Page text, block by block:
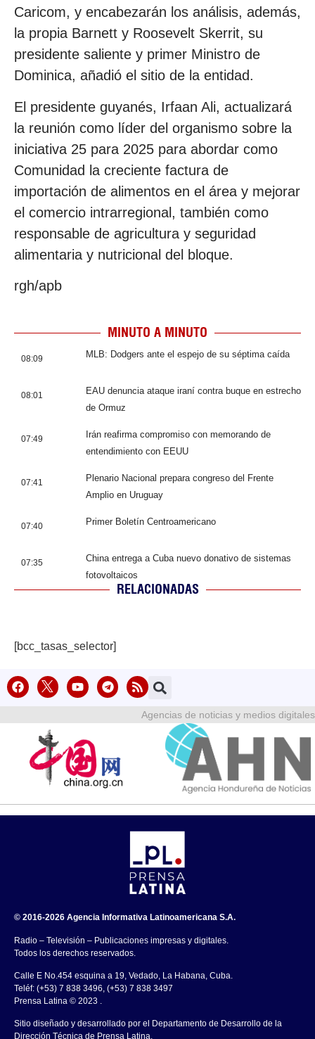
Caricom, y encabezarán los análisis, además,
la propia Barnett y Roosevelt Skerrit, su
presidente saliente y primer Ministro de
Dominica, añadió el sitio de la entidad.
El presidente guyanés, Irfaan Ali, actualizará
la reunión como líder del organismo sobre la
iniciativa 25 para 2025 para abordar como
Comunidad la creciente factura de
importación de alimentos en el área y mejorar
el comercio intrarregional, también como
responsable de agricultura y seguridad
alimentaria y nutricional del bloque.
rgh/apb
MINUTO A MINUTO
08:09 MLB: Dodgers ante el espejo de su séptima caída
08:01
EAU denuncia ataque iraní contra buque en estrecho
de Ormuz
07:49
Irán reafirma compromiso con memorando de
entendimiento con EEUU
07:41
Plenario Nacional prepara congreso del Frente
Amplio en Uruguay
07:40 Primer Boletín Centroamericano
07:35
China entrega a Cuba nuevo donativo de sistemas
fotovoltaicos
RELACIONADAS
[bcc_tasas_selector]
Agencias de noticias y medios digitales
© 2016-2026 Agencia Informativa Latinoamericana S.A.
Radio – Televisión – Publicaciones impresas y digitales.
Todos los derechos reservados.
Calle E No.454 esquina a 19, Vedado, La Habana, Cuba.
Teléf: (+53) 7 838 3496, (+53) 7 838 3497
Prensa Latina © 2023 .
Sitio diseñado y desarrollado por el Departamento de Desarrollo de la
Dirección Técnica de Prensa Latina.